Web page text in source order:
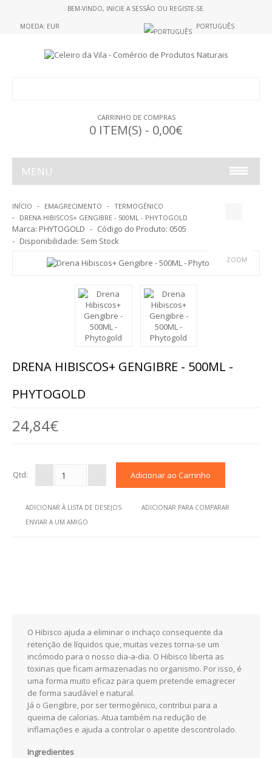
BEM-VINDO, INICIE A SESSÃO OU REGISTE-SE.
MOEDA: EUR PORTUGUÊS
CARRINHO DE COMPRAS
0 ITEM(S) - 0,00€
MENU
ALIMENTOS S/GLUTEN
BOLACHAS E BISCOITOS
SNACKS
TOSTAS
CHOCOLATES
AROMOTERAPIA
ALERGIAS
PROBIOTICOS
ANTI-ENVELHECIMENTO
CANSAÇO FISICO
CABELOS PELE UNHAS
INÍCIO EMAGRECIMENTO
TERMOGÉNICO
DRENA HIBISCOS+ GENGIBRE - 500ML - PHYTOGOLD
Marca: PHYTOGOLD Código do Produto: 0505
Disponibilidade: Sem Stock
ZOOM
DRENA HIBISCOS+ GENGIBRE - 500ML -
PHYTOGOLD
24,84€
Qtd:
ADICIONAR À LISTA DE DESEJOS
ADICIONAR PARA COMPARAR
ENVIAR A UM AMIGO
O Hibisco ajuda a eliminar o inchaço consequente da
retenção de líquidos que, muitas vezes torna-se um
incómodo para o nosso dia-a-dia. O Hibisco liberta as
toxinas que ficam armazenadas no organismo. Por isso, é
uma forma muito eficaz para quem pretende emagrecer
de forma saudável e natural.
Já o Gengibre, por ser termogénico, contribui para a
queima de calorias. Atua também na redução de
inflamações e ajuda a controlar o apetite descontrolado.
Ingredientes